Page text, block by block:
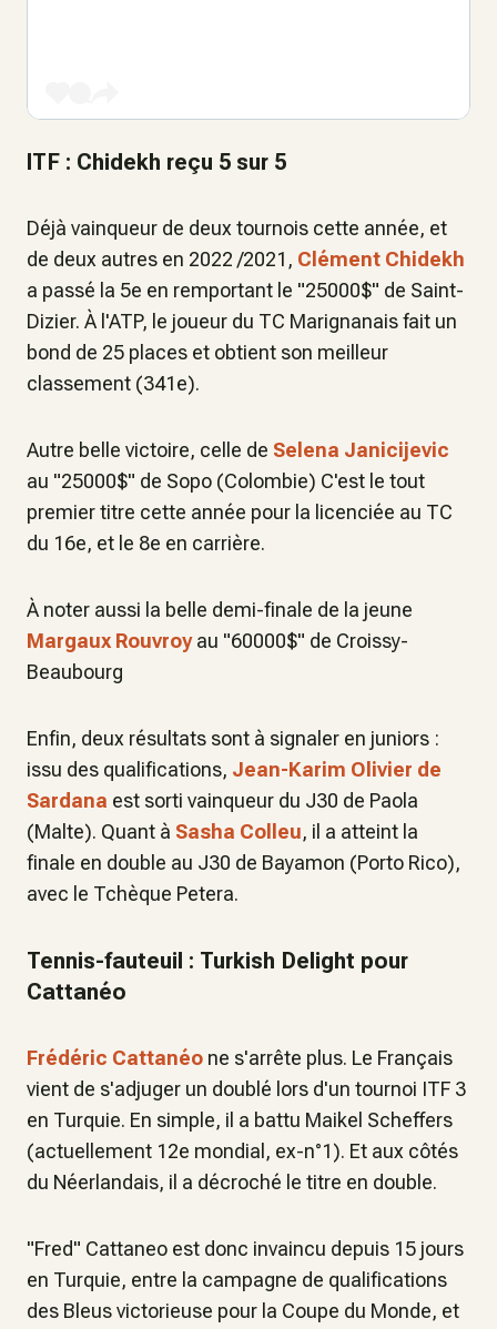
ITF : Chidekh reçu 5 sur 5
Déjà vainqueur de deux tournois cette année, et
de deux autres en 2022 /2021, Clément Chidekh
a passé la 5e en remportant le "25000$" de Saint-
Dizier. À l'ATP, le joueur du TC Marignanais fait un
bond de 25 places et obtient son meilleur
classement (341e).
Autre belle victoire, celle de Selena Janicijevic
au "25000$" de Sopo (Colombie) C'est le tout
premier titre cette année pour la licenciée au TC
du 16e, et le 8e en carrière.
À noter aussi la belle demi-finale de la jeune
Margaux Rouvroyau "60000$" de Croissy-
Beaubourg
Enfin, deux résultats sont à signaler en juniors :
issu des qualifications, Jean-Karim Olivier de
Sardana est sorti vainqueur du J30 de Paola
(Malte). Quant à Sasha Colleu, il a atteint la
finale en double au J30 de Bayamon (Porto Rico),
avec le Tchèque Petera.
Tennis-fauteuil : Turkish Delight pour
Cattanéo
Frédéric Cattanéo ne s'arrête plus. Le Français
vient de s'adjuger un doublé lors d'un tournoi ITF 3
en Turquie. En simple, il a battu Maikel Scheffers
(actuellement 12e mondial, ex-n°1). Et aux côtés
du Néerlandais, il a décroché le titre en double.
"Fred" Cattaneo est donc invaincu depuis 15 jours
en Turquie, entre la campagne de qualifications
des Bleus victorieuse pour la Coupe du Monde, et